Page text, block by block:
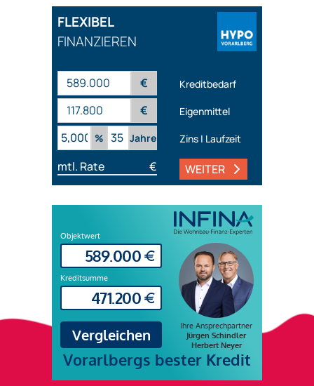
FLEXIBEL
FINANZIEREN
€ Kreditbedarf
€
Eigenmittel
%
Jahre Zins | Laufzeit
mtl. Rate € WEITER